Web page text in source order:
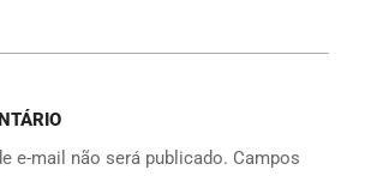
e-mail não será publicado. Campos